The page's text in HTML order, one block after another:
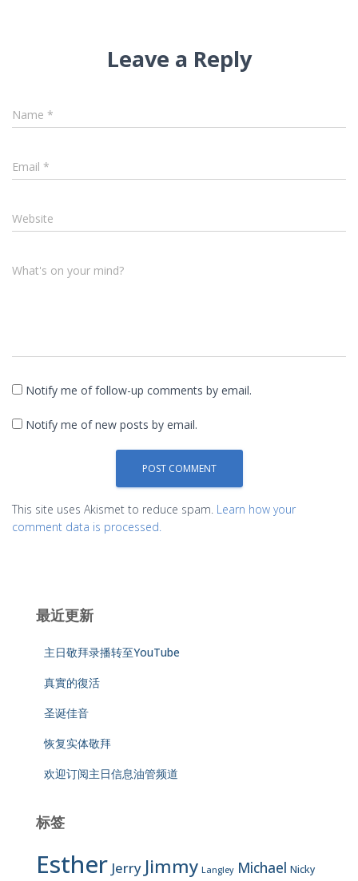
Leave a Reply
Name *
Email *
Website
What's on your mind?
Notify me of follow-up comments by email.
Notify me of new posts by email.
This site uses Akismet to reduce spam. Learn how your
comment data is processed.
最近更新
主日敬拜录播转至YouTube
真實的復活
圣诞佳音
恢复实体敬拜
欢迎订阅主日信息油管频道
标签
Esther Jerry Jimmy Langley Michael Nicky